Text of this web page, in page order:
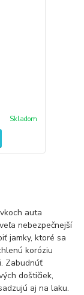
Skladom
auta
nebezpečnejší
jamky, ktoré sa
koróziu
Zabudnúť
doštičiek,
aj na laku.